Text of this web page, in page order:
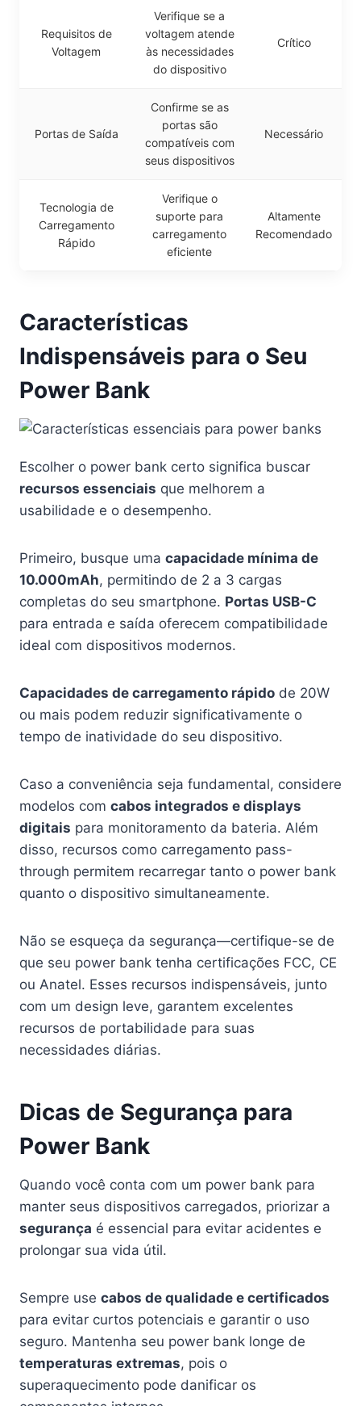
Requisitos de
Voltagem
Verifique se a
voltagem atende
às necessidades
do dispositivo
Crítico
Portas de Saída
Confirme se as
portas são
compatíveis com
seus dispositivos
Necessário
Tecnologia de
Carregamento
Rápido
Verifique o
suporte para
carregamento
eficiente
Altamente
Recomendado
Características
Indispensáveis para o Seu
Power Bank
Escolher o power bank certo significa buscar
recursos essenciais que melhorem a
usabilidade e o desempenho.
Primeiro, busque uma capacidade mínima de
10.000mAh, permitindo de 2 a 3 cargas
completas do seu smartphone. Portas USB-C
para entrada e saída oferecem compatibilidade
ideal com dispositivos modernos.
Capacidades de carregamento rápido de 20W
ou mais podem reduzir significativamente o
tempo de inatividade do seu dispositivo.
Caso a conveniência seja fundamental, considere
modelos com cabos integrados e displays
digitais para monitoramento da bateria. Além
disso, recursos como carregamento pass-
through permitem recarregar tanto o power bank
quanto o dispositivo simultaneamente.
Não se esqueça da segurança—certifique-se de
que seu power bank tenha certificações FCC, CE
ou Anatel. Esses recursos indispensáveis, junto
com um design leve, garantem excelentes
recursos de portabilidade para suas
necessidades diárias.
Dicas de Segurança para
Power Bank
Quando você conta com um power bank para
manter seus dispositivos carregados, priorizar a
segurança é essencial para evitar acidentes e
prolongar sua vida útil.
Sempre use cabos de qualidade e certificados
para evitar curtos potenciais e garantir o uso
seguro. Mantenha seu power bank longe de
temperaturas extremas, pois o
superaquecimento pode danificar os